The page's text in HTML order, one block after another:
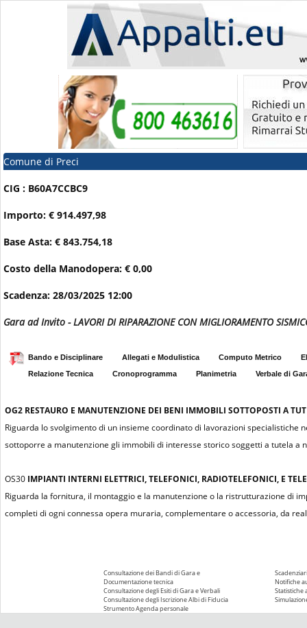
Comune di Preci
CIG : B60A7CCBC9
Importo: € 914.497,98
Base Asta: € 843.754,18
Costo della Manodopera: € 0,00
Scadenza: 28/03/2025 12:00
Gara ad Invito - LAVORI DI RIPARAZIONE CON MIGLIORAMENTO
Bando e Disciplinare Allegati e Modulistica Computo Metrico
Relazione Tecnica
Cronoprogramma Planimetria Verbale di
OG2 RESTAURO E MANUTENZIONE DEI BENI IMMOBILI SOTTOPOSTI A
Riguarda lo svolgimento di un insieme coordinato di lavorazioni
sottoporre a manutenzione gli immobili di interesse storico soggetti a tutela
OS30 IMPIANTI INTERNI ELETTRICI, TELEFONICI, RADIOTELEFONICI, E
Riguarda la fornitura, il montaggio e la manutenzione o la ristrutturazione di
completi di ogni connessa opera muraria, complementare o accessoria, da
Consultazione dei Bandi di Gara e
Documentazione tecnica
Consultazione degli Esiti di Gara e Verbali
Consultazione degli Iscrizione Albi di Fiducia
Strumento Agenda personale
Notifiche
Statistiche